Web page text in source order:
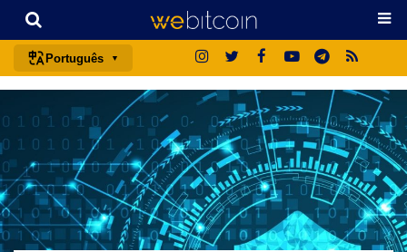
Português
português (BR)
english
español
français
italiano
deutsch